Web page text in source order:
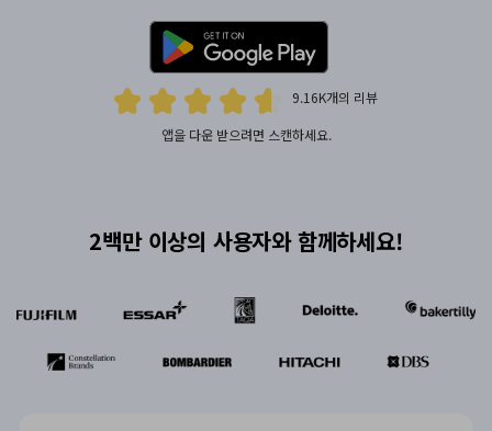
9.16K개의 리뷰
앱을 다운 받으려면 스캔하세요.
2백만 이상의 사용자와 함께하세요!